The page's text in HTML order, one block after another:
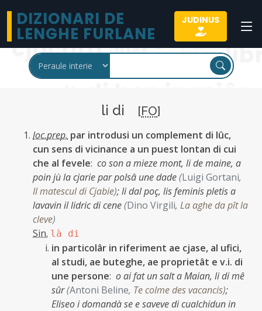
DIZIONARI DE
LENGHE FURLANE
JUDINUS
li di [FO]
loc.prep. par introdusi un complement di lûc,
cun sens di vicinance a un puest lontan di cui
che al fevele: co son a mieze mont, li de maine, a
poin jù la cjarie par polsâ une dade(Luigi Gortani,
Il matescul di Cjabie);li dal poç, lis feminis pletis a
lavavin il lidric di cene(Dino Virgili, La aghe da pît la
cleve)
Sin. là di
in particolâr in riferiment ae cjase, al ufici,
al studi, ae buteghe, ae proprietât e v.i. di
une persone: o ai fat un salt a Maian, li di mê
sûr(Antoni Beline, Te colme des vacancis);
Eliseo i domandà se e saveve di cualchidun in